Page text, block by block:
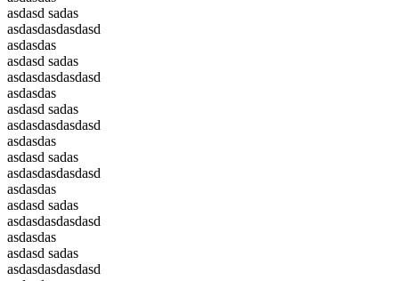
asdasd sadas
asdasdasdasdasd
asdasdas
asdasd sadas
asdasdasdasdasd
asdasdas
asdasd sadas
asdasdasdasdasd
asdasdas
asdasd sadas
asdasdasdasdasd
asdasdas
asdasd sadas
asdasdasdasdasd
asdasdas
asdasd sadas
asdasdasdasdasd